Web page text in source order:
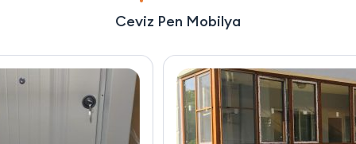
Ceviz Pen Mobilya